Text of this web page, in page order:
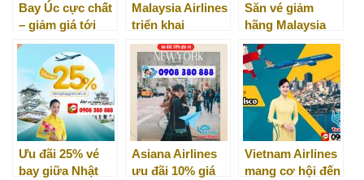
Bay Úc cực chất
– giảm giá tới
1.169.000đ/lượt
Malaysia Airlines
triển khai
chương trình
“tấm vé vàng”
chặng đến Paris
Săn vé giảm
hãng Malaysia
Airlines – khám
phá thế giới!
Ưu đãi 25% vé
bay giữa Nhật
Asiana Airlines
ưu đãi 10% giá
Vietnam Airlines
mang cơ hội đến